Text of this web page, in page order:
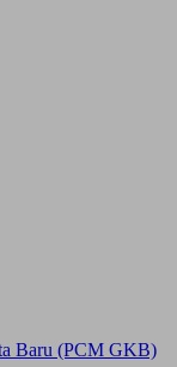
Baru (PCM GKB)